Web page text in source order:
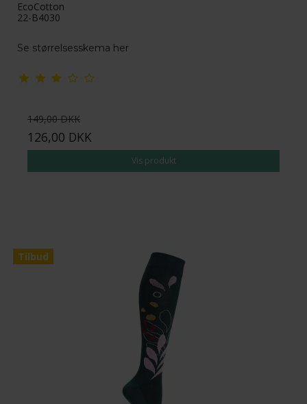
EcoCotton
22-B4030
Se størrelsesskema her
149,00 DKK
126,00 DKK
Vis produkt
Tilbud